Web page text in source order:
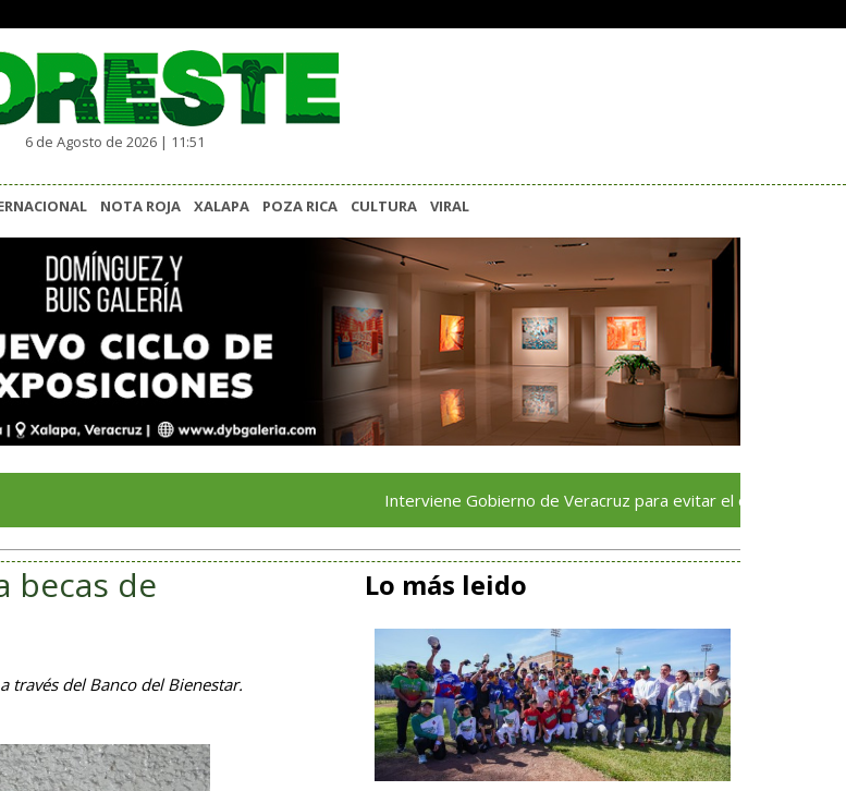
6 de Agosto de 2026 | 11:51
NOTA ROJA XALAPA POZA RICA CULTURA VIRAL
Interviene Gobierno de Veracruz para evitar el cierre del ingenio San
becas de
través del Banco del Bienestar.
Lo más leido